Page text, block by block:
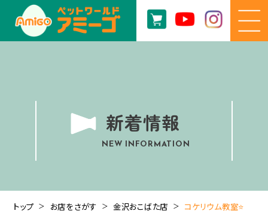
新着情報
NEW INFORMATION
トップ お店をさがす 金沢おこばた店 コケリウム教室⭐